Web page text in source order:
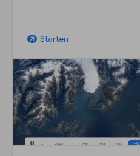
arrow_outward Starten